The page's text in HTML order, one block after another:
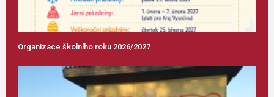
Organizace školního roku 2026/2027